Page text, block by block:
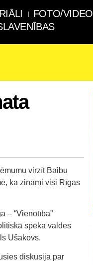
FOTO/VIDEO
virzīt Baibu
ka zināmi visi Rīgas
– “Vienotība”
spēka valdes
Ušakovs.
diskusija par